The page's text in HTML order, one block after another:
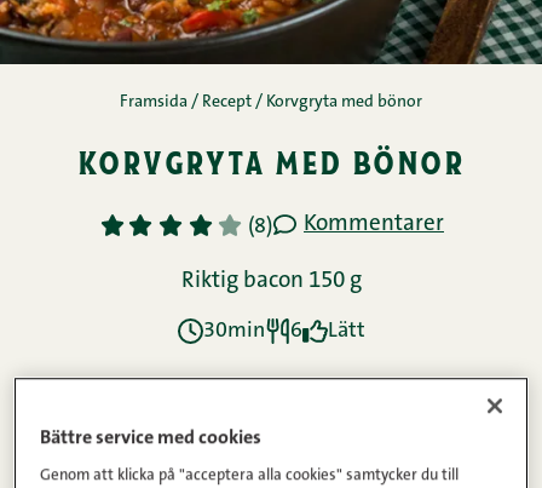
Framsida / Recept / Korvgryta med bönor
korvgryta med bönor
1 2 3 4 5 (8) Kommentarer
Riktig bacon 150 g
30min 6 Lätt
Bättre service med cookies
Genom att klicka på "acceptera alla cookies" samtycker du till